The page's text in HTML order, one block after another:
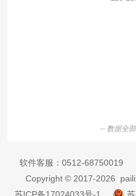
-- 数据全
软件客服： 0512-68750019
Copyright © 2017-2026
苏ICP备17024033号-1